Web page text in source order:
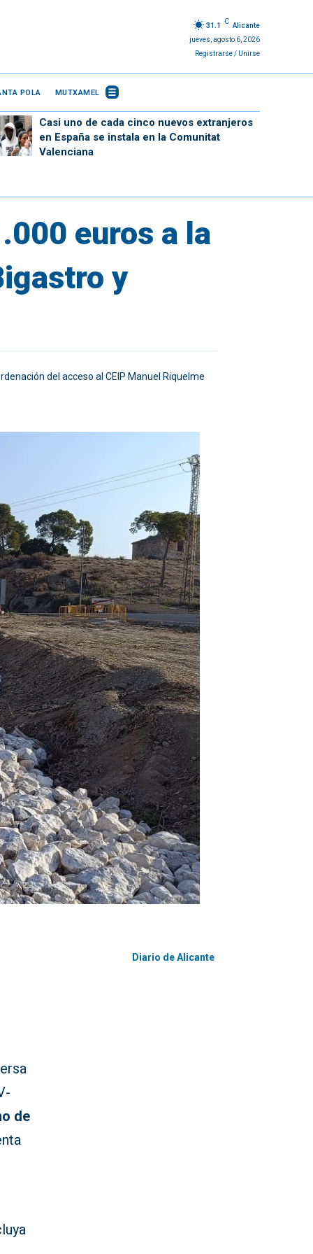
31.1
C
Alicante
jueves, agosto 6, 2026
Registrarse / Unirse
POLA MUTXAMEL
Casi uno de cada cinco nuevos extranjeros
en España se instala en la Comunitat
Valenciana
euros a la
y
del acceso al CEIP Manuel Riquelme
Diario de Alicante
de